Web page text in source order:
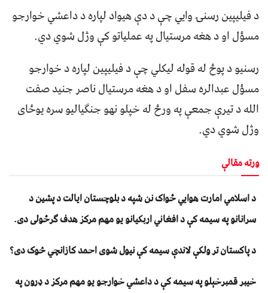
د فیلیپين رسنۍ وايي چې د دې هیواد لپاره د داعشي خوارجو
مسؤل او د هغه مرستیال په عملیاتو کې وژل شوي دي.
رسنیو د پوځ له قوله لیکلي چې د فیلیپین لپاره د خوارجو
مسؤل عبدالره سفل او د هغه مرستیال ناصر جنید صفت
الله د تیرې جمعې په ورځ له خپلو نهو جنګیالیو سره یوځای
وژل شوي دي.
ورته مقالې
د اسلامي امارت هوايي ځواک نن شپه د بلوچستان ايالت د پشين د
سرانانو په سيمه کې د افغاني اربکيانو يو مهم مرکز هدف ګرځولی دی.
د پاکستان تر ولکې لاندې سیمه کې نیول شوی احمد کازانچي څوک دی؟
خیبر قمبرخېلو په سیمه کې د داعشي خوارجو یو مهم مرکز د ډرون په